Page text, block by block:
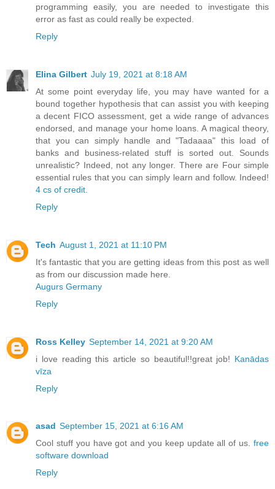
programming easily, you are needed to investigate this
error as fast as could really be expected.
Reply
Elina Gilbert July 19, 2021 at 8:18 AM
At some point everyday life, you may have wanted for a
bound together hypothesis that can assist you with keeping
a decent FICO assessment, get a wide range of advances
endorsed, and manage your home loans. A magical theory,
that you can simply handle and "Tadaaaa" this load of
banks and business-related stuff is sorted out. Sounds
unrealistic? Indeed, not any longer. There are Four simple
essential rules that you can simply learn and follow. Indeed!
4 cs of credit
Reply
Tech August 1, 2021 at 11:10 PM
It's fantastic that you are getting ideas from this post as well
as from our discussion made here.
Augurs Germany
Reply
Ross Kelley September 14, 2021 at 9:20 AM
i love reading this article so beautiful!!great job! Kanādas
vīza
Reply
asad September 15, 2021 at 6:16 AM
Cool stuff you have got and you keep update all of us. free
software download
Reply